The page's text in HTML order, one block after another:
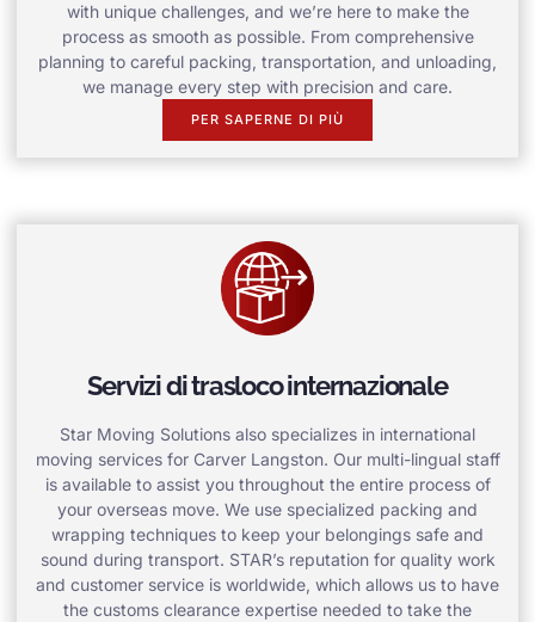
with unique challenges, and we’re here to make the
process as smooth as possible. From comprehensive
planning to careful packing, transportation, and unloading,
we manage every step with precision and care.
PER SAPERNE DI PIÙ
Servizi di trasloco internazionale
Star Moving Solutions also specializes in international
moving services for Carver Langston. Our multi-lingual staff
is available to assist you throughout the entire process of
your overseas move. We use specialized packing and
wrapping techniques to keep your belongings safe and
sound during transport. STAR’s reputation for quality work
and customer service is worldwide, which allows us to have
the customs clearance expertise needed to take the